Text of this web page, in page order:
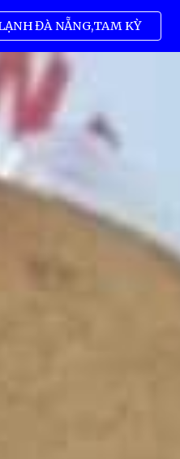
ĐÀ NẴNG,TAM KỲ